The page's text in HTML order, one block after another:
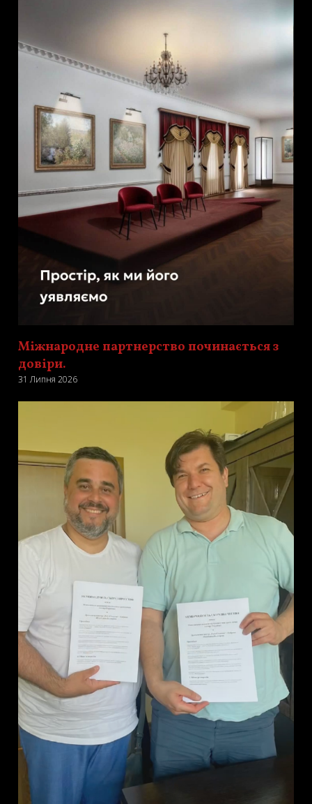
Міжнародне партнерство починається з
довіри.
31 Липня 2026